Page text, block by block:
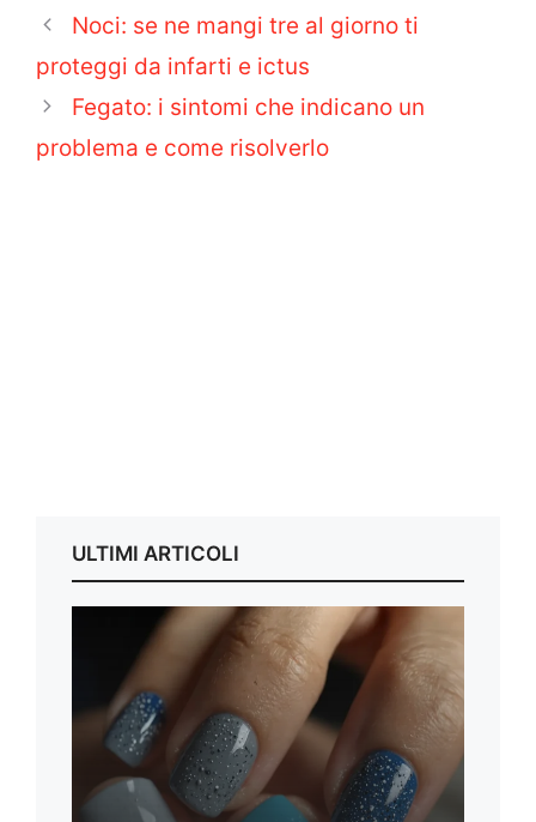
Noci: se ne mangi tre al giorno ti
proteggi da infarti e ictus
Fegato: i sintomi che indicano un
problema e come risolverlo
ULTIMI ARTICOLI